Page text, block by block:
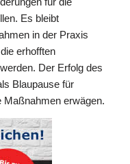
Es bleibt
in der Praxis
erhofften
Der Erfolg des
Blaupause für
Maßnahmen erwägen.